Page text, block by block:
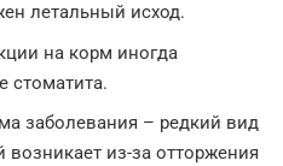
летальный исход.
на корм иногда
стоматита.
заболевания – редкий вид
возникает из-за отторжения